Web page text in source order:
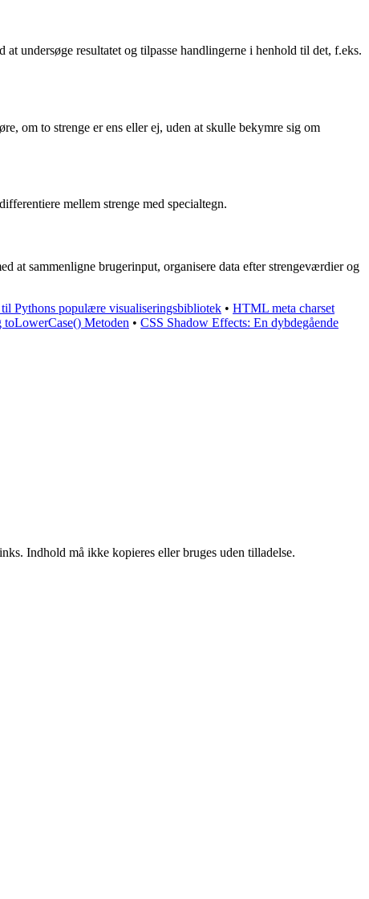
undersøge resultatet og tilpasse handlingerne i henhold til det, f.eks.
om to strenge er ens eller ej, uden at skulle bekymre sig om
mellem strenge med specialtegn.
at sammenligne brugerinput, organisere data efter strengeværdier og
Pythons populære visualiseringsbibliotek • HTML meta charset
toLowerCase() Metoden • CSS Shadow Effects: En dybdegående
Indhold må ikke kopieres eller bruges uden tilladelse.